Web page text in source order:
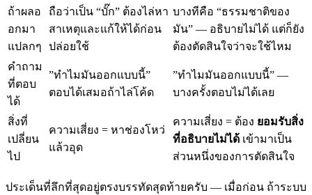
ถ้าผลอ
อกมา
แปลกๆ
ถือว่าเป็น “บั๊ก” ต้องไล่หา
สาเหตุและแก้ให้ได้ก่อน
ปล่อยใช้
บางทีคือ “ธรรมชาติของ
มัน” — อธิบายไม่ได้ แต่ก็ยัง
ต้องตัดสินใจว่าจะใช้ไหม
คำถาม
ที่ตอบ
ได้
”ทำไมมันออกแบบนี้”
ตอบได้เสมอถ้าไล่โค้ด
”ทำไมมันออกแบบนี้” —
บางครั้งตอบไม่ได้เลย
สิ่งที่
เปลี่ยน
ไป
ความเสี่ยง = หาช่องโหว่
แล้วอุด
ความเสี่ยง = ต้อง ยอมรับสิ่ง
ที่อธิบายไม่ได้ เข้ามาเป็น
ส่วนหนึ่งของการตัดสินใจ
ประเด็นที่ลึกที่สุดอยู่ตรงบรรทัดสุดท้ายครับ — เมื่อก่อน ถ้าระบบ